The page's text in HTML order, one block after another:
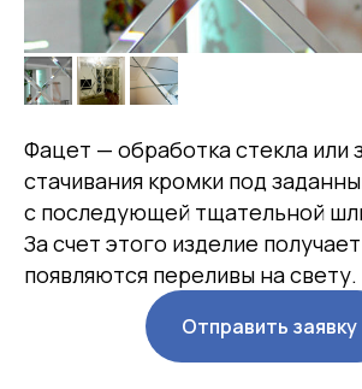
Фацет — обработка стекла или
стачивания кромки под
с последующей тщательной
За счет этого изделие
появляются переливы на свету.
Отправить заявку